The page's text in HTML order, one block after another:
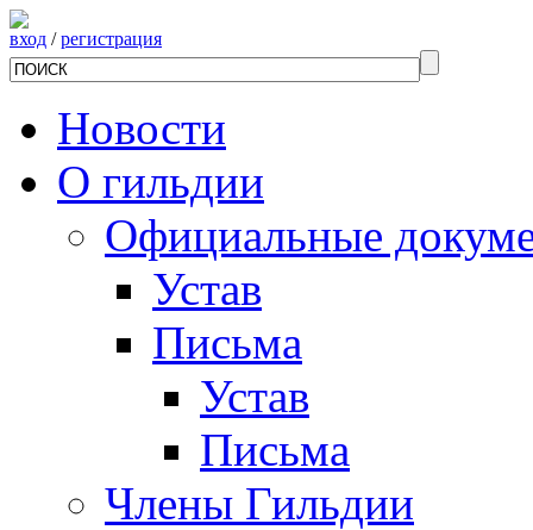
вход /регистрация
Новости
О гильдии
Официальные
Устав
Письма
Устав
Письма
Члены Гильдии